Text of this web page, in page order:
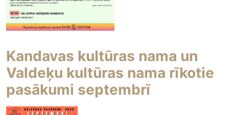
Kandavas kultūras nama un
Valdeķu kultūras nama rīkotie
pasākumi septembrī